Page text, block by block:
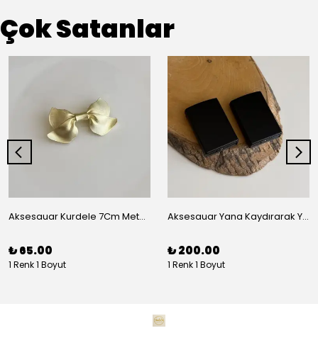
Çok Satanlar
Aksesauar Kurdele 7Cm Metal Pens Toka
₺ 65.00
1 Renk 1 Boyut
Aksesauar Yana Kaydırarak Yanmalı Kum Siyah Çakmak
₺ 200.00
1 Renk 1 Boyut